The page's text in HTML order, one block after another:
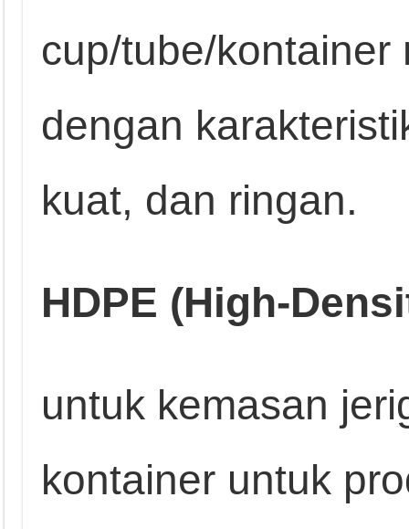
cup/tube/kontainer
dengan
kuat, dan ringan.
HDPE (High-
untuk kemasan
kontainer untuk